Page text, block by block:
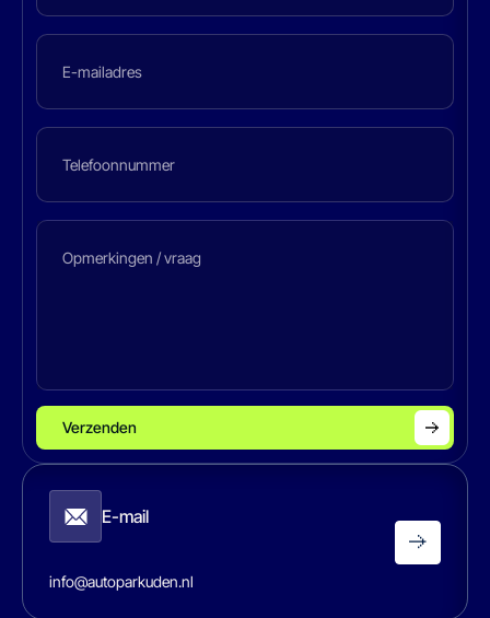
Verzenden
E-mail
info@autoparkuden.nl